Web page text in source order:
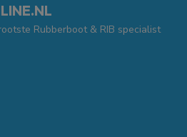
Rubberboot & RIB specialist